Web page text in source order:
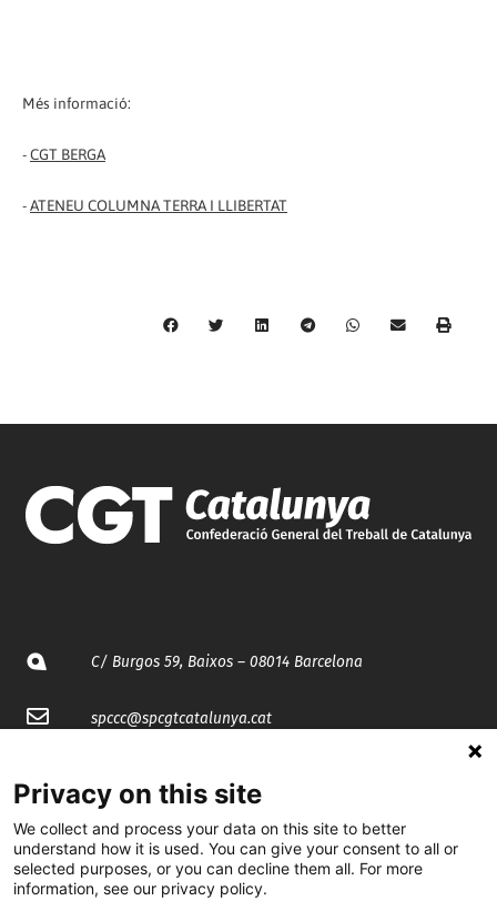
Més informació:
-CGT BERGA
-ATENEU COLUMNA TERRA I LLIBERTAT
C/ Burgos 59, Baixos – 08014 Barcelona
spccc@spcgtcatalunya.cat
@CGTCatalunya
cgtcatalunya
Privacy on this site
We collect and process your data on this site to better
understand how it is used. You can give your consent to all or
selected purposes, or you can decline them all. For more
information, see our privacy policy.